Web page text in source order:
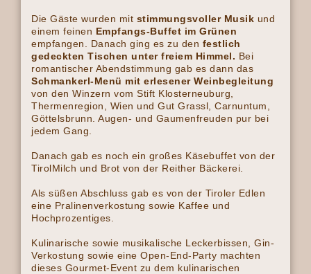
Die Gäste wurden mit stimmungsvoller Musik und
einem feinen Empfangs-Buffet im Grünen
empfangen. Danach ging es zu den festlich
gedeckten Tischen unter freiem Himmel. Bei
romantischer Abendstimmung gab es dann das
Schmankerl-Menü mit erlesener Weinbegleitung
von den Winzern vom Stift Klosterneuburg,
Thermenregion, Wien und Gut Grassl, Carnuntum,
Göttelsbrunn. Augen- und Gaumenfreuden pur bei
jedem Gang.
Danach gab es noch ein großes Käsebuffet von der
TirolMilch und Brot von der Reither Bäckerei.
Als süßen Abschluss gab es von der Tiroler Edlen
eine Pralinenverkostung sowie Kaffee und
Hochprozentiges.
Kulinarische sowie musikalische Leckerbissen, Gin-
Verkostung sowie eine Open-End-Party machten
dieses Gourmet-Event zu dem kulinarischen